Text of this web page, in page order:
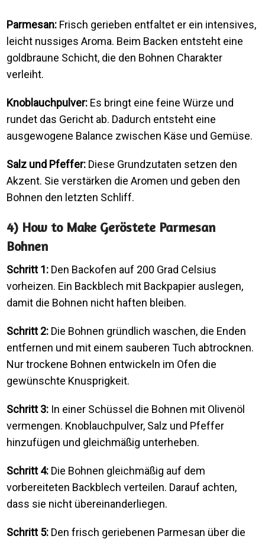
Parmesan: Frisch gerieben entfaltet er ein intensives,
leicht nussiges Aroma. Beim Backen entsteht eine
goldbraune Schicht, die den Bohnen Charakter
verleiht.
Knoblauchpulver: Es bringt eine feine Würze und
rundet das Gericht ab. Dadurch entsteht eine
ausgewogene Balance zwischen Käse und Gemüse.
Salz und Pfeffer: Diese Grundzutaten setzen den
Akzent. Sie verstärken die Aromen und geben den
Bohnen den letzten Schliff.
4) How to Make Geröstete Parmesan
Bohnen
Schritt 1: Den Backofen auf 200 Grad Celsius
vorheizen. Ein Backblech mit Backpapier auslegen,
damit die Bohnen nicht haften bleiben.
Schritt 2: Die Bohnen gründlich waschen, die Enden
entfernen und mit einem sauberen Tuch abtrocknen.
Nur trockene Bohnen entwickeln im Ofen die
gewünschte Knusprigkeit.
Schritt 3: In einer Schüssel die Bohnen mit Olivenöl
vermengen. Knoblauchpulver, Salz und Pfeffer
hinzufügen und gleichmäßig unterheben.
Schritt 4: Die Bohnen gleichmäßig auf dem
vorbereiteten Backblech verteilen. Darauf achten,
dass sie nicht übereinanderliegen.
Schritt 5: Den frisch geriebenen Parmesan über die